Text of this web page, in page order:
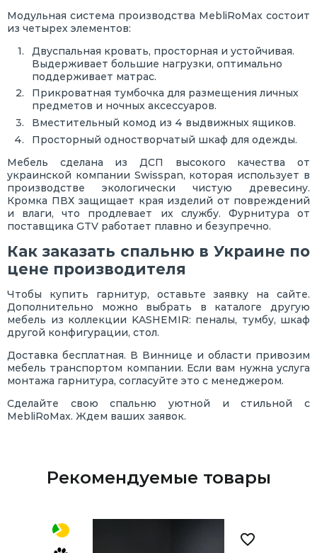
Модульная система производства MebliRoMax состоит
из четырех элементов:
Двуспальная кровать, просторная и устойчивая.
Выдерживает большие нагрузки, оптимально
поддерживает матрас.
Прикроватная тумбочка для размещения личных
предметов и ночных аксессуаров.
Вместительный комод из 4 выдвижных ящиков.
Просторный одностворчатый шкаф для одежды.
Мебель сделана из ДСП высокого качества от
украинской компании Swisspan, которая использует в
производстве экологически чистую древесину.
Кромка ПВХ защищает края изделий от повреждений
и влаги, что продлевает их службу. Фурнитура от
поставщика GTV работает плавно и безупречно.
Как заказать спальню в Украине по
цене производителя
Чтобы купить гарнитур, оставьте заявку на сайте.
Дополнительно можно выбрать в каталоге другую
мебель из коллекции KASHEMIR: пеналы, тумбу, шкаф
другой конфигурации, стол.
Доставка бесплатная. В Виннице и области привозим
мебель транспортом компании. Если вам нужна услуга
монтажа гарнитура, согласуйте это с менеджером.
Сделайте свою спальню уютной и стильной с
MebliRoMax. Ждем ваших заявок.
Рекомендуемые товары